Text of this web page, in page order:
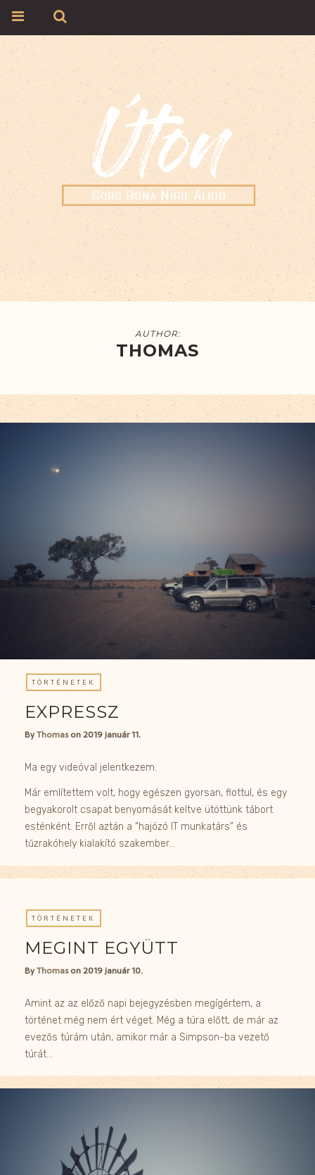
AUTHOR:
THOMAS
TÖRTÉNETEK
EXPRESSZ
ByThomas on2019 január 11.
Ma egy videóval jelentkezem.
Már említettem volt, hogy egészen gyorsan, flottul, és egy
begyakorolt csapat benyomását keltve ütöttünk tábort
esténként. Erről aztán a “hajózó IT munkatárs” és
tűzrakóhely kialakító szakember…
TÖRTÉNETEK
MEGINT EGYÜTT
ByThomas on2019 január 10.
Amint az az előző napi bejegyzésben megígértem, a
történet még nem ért véget. Még a túra előtt, de már az
evezős túrám után, amikor már a Simpson-ba vezető
túrát…